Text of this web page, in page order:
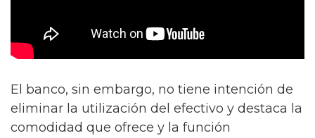
El banco, sin embargo, no tiene intención de
eliminar la utilización del efectivo y destaca la
comodidad que ofrece y la función